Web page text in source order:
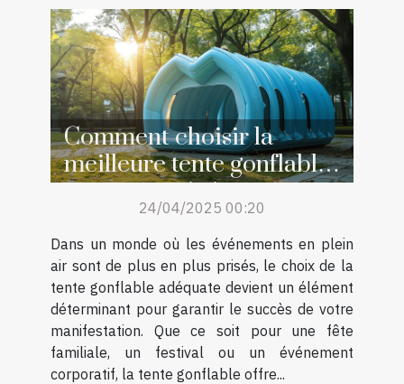
Comment choisir la
meilleure tente gonflable
pour votre événement
24/04/2025 00:20
Dans un monde où les événements en plein
air sont de plus en plus prisés, le choix de la
tente gonflable adéquate devient un élément
déterminant pour garantir le succès de votre
manifestation. Que ce soit pour une fête
familiale, un festival ou un événement
corporatif, la tente gonflable offre...